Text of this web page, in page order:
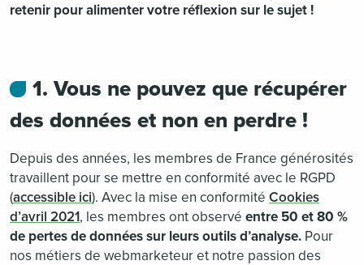
retenir pour alimenter votre réflexion sur le sujet !
1. Vous ne pouvez que récupérer
des données et non en perdre !
Depuis des années, les membres de France générosités
travaillent pour se mettre en conformité avec le RGPD
(accessible ici). Avec la mise en conformité Cookies
d’avril 2021, les membres ont observé entre 50 et 80 %
de pertes de données sur leurs outils d’analyse. Pour
nos métiers de webmarketeur et notre passion des